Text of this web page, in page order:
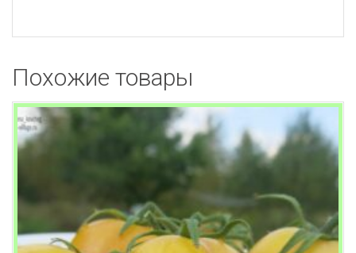
Похожие товары